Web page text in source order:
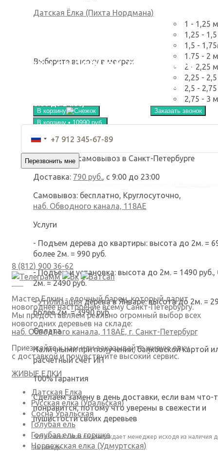
Датская Ёлка (Пихта Нордмана)
Выберите высоту в метрах
1 - 1,25 м
1,25 -
1,5 -
1,75 - 2 м
2 - 2,25 м
2,25 -
2,5 -
2,75 - 3 м
В корзину
Заказать звонок
В корзину • 10990 руб.
Доставка и самовывоз в Санкт-Петербурге
Доставка: 790 руб., с 9:00 до 23:00
Самовывоз: бесплатно, Круглосуточно,
наб. Обводного канала, 118АЕ
Услуги
- Подъем дерева до квартиры: высота до 2м. =
более 2м. = 990 руб.
- Подъем и установка: высота до 2м. = 1490 руб.,
2м. = 2490 руб.
-Утилизациядерева в Январе: высота до 2м. =
более 2м. = 3990 руб.
Оплата
Наличными при получении, банковской картой
расчетный счет ИП
100% Гарантия
Сделаем замену в день доставки, если вам что-
понравится, потому что уверены в свежести и
пушистости своих деревьев
*Итоговый заказ подтверждает менеджер исходя из наличия
на складе
елку с удобной доставкой
Перезвоним в течении 90 сек. или подарим
8 (812) 900 36-62
Мастер Елкин - елочный барон, который дарит
новогоднее настроение всему Санкт-Петербургу.
Мы предоставляем реально огромный выбор всех
новогодних деревьев на складе:
наб. Обводного канала, 118АЕ, г. Санкт-Петербург
Приезжайте к нам или заказывайте живую елку
с доставкой и почувствуйте высокий сервис.
ЖИВЫЕ ЕЛКИ
Датская Елка
Русская елка (Уральская)
Сосна Уральская
Голубая ель
Голубая ель в горшке
Норвежская елка (Удмуртская)